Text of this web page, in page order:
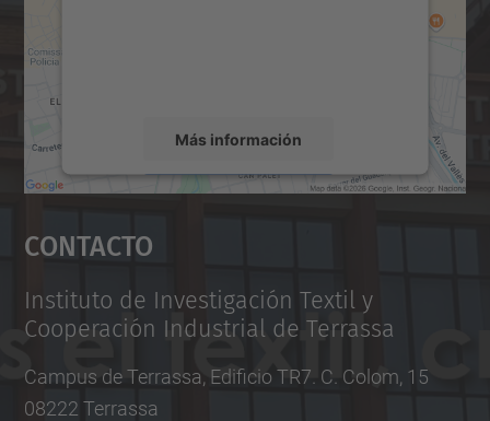
Más información
Aceptar
powered by
Contacto
Instituto de Investigación Textil y
Cooperación Industrial de Terrassa
Campus de Terrassa, Edificio TR7. C. Colom, 15
08222 Terrassa